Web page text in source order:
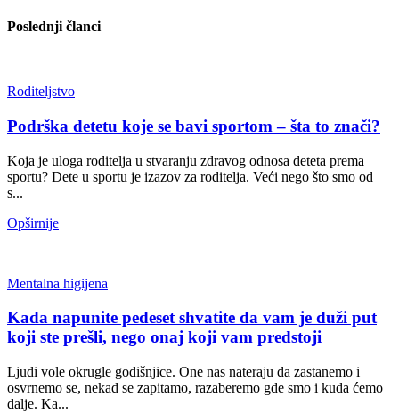
Poslednji članci
Roditeljstvo
Podrška detetu koje se bavi sportom – šta to znači?
Koja je uloga roditelja u stvaranju zdravog odnosa deteta prema
sportu? Dete u sportu je izazov za roditelja. Veći nego što smo od
s...
Opširnije
Mentalna higijena
Kada napunite pedeset shvatite da vam je duži put
koji ste prešli, nego onaj koji vam predstoji
Ljudi vole okrugle godišnjice. One nas nateraju da zastanemo i
osvrnemo se, nekad se zapitamo, razaberemo gde smo i kuda ćemo
dalje. Ka...